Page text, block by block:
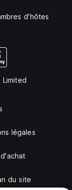
d'hôtes
légales
du site